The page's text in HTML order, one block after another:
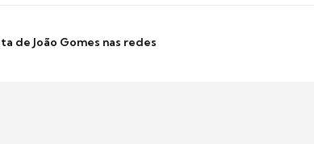
de João Gomes nas redes